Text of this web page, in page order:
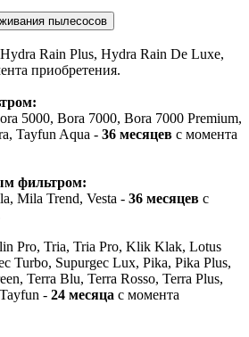
пылесосов
Rain Plus, Hydra Rain De Luxe,
приобретения.
5000, Bora 7000, Bora 7000 Premium,
Tayfun Aqua - 36 месяцев с момента
фильтром:
Mila Trend, Vesta - 36 месяцев с
Pro, Tria, Tria Pro, Klik Klak, Lotus
Turbo, Supurgec Lux, Pika, Pika Plus,
Terra Blu, Terra Rosso, Terra Plus,
- 24 месяца с момента